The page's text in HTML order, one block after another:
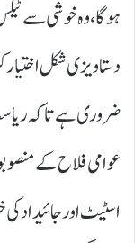
ہوگا، وہ خوشی سے
دستاویزی شکل
ضروری ہے تاکہ
عوامی فلاح کے
اسٹیٹ اور جائیداد